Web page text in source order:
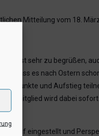
Mitteilung vom 18. März
ist sehr zu begrüßen,
dass es nach Ostern
Punkte und Aufstieg
wird dabei
darauf eingestellt und